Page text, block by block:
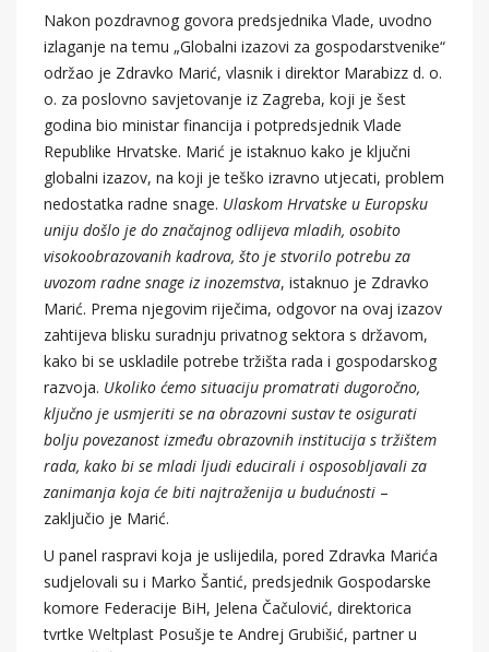
Nakon pozdravnog govora predsjednika Vlade, uvodno
izlaganje na temu „Globalni izazovi za gospodarstvenike“
održao je Zdravko Marić, vlasnik i direktor Marabizz d. o.
o. za poslovno savjetovanje iz Zagreba, koji je šest
godina bio ministar financija i potpredsjednik Vlade
Republike Hrvatske. Marić je istaknuo kako je ključni
globalni izazov, na koji je teško izravno utjecati, problem
nedostatka radne snage. Ulaskom Hrvatske u Europsku
uniju došlo je do značajnog odlijeva mladih, osobito
visokoobrazovanih kadrova, što je stvorilo potrebu za
uvozom radne snage iz inozemstva, istaknuo je Zdravko
Marić. Prema njegovim riječima, odgovor na ovaj izazov
zahtijeva blisku suradnju privatnog sektora s državom,
kako bi se uskladile potrebe tržišta rada i gospodarskog
razvoja. Ukoliko ćemo situaciju promatrati dugoročno,
ključno je usmjeriti se na obrazovni sustav te osigurati
bolju povezanost između obrazovnih institucija s tržištem
rada, kako bi se mladi ljudi educirali i osposobljavali za
zanimanja koja će biti najtraženija u budućnosti –
zaključio je Marić.
U panel raspravi koja je uslijedila, pored Zdravka Marića
sudjelovali su i Marko Šantić, predsjednik Gospodarske
komore Federacije BiH, Jelena Čačulović, direktorica
tvrtke Weltplast Posušje te Andrej Grubišić, partner u